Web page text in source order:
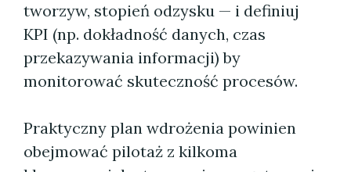
tworzyw, stopień odzysku — i definiuj
KPI (np. dokładność danych, czas
przekazywania informacji) by
monitorować skuteczność procesów.
Praktyczny plan wdrożenia powinien
obejmować pilotaż z kilkoma